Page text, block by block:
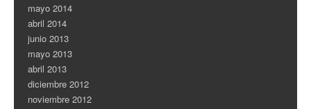
mayo 2014
abril 2014
junio 2013
mayo 2013
abril 2013
diciembre 2012
noviembre 2012